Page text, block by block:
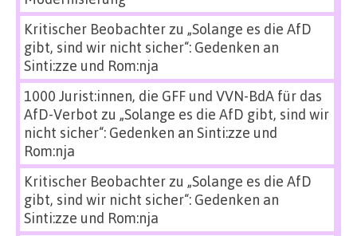
Kritischer Beobachterzu „Solange es die AfD
gibt, sind wir nicht sicher“: Gedenken an
Sinti:zze und Rom:nja
1000 Jurist:innen, die GFF und VVN-BdA für das
AfD-Verbot zu „Solange es die AfD gibt, sind wir
nicht sicher“: Gedenken an Sinti:zze und
Rom:nja
Kritischer Beobachterzu „Solange es die AfD
gibt, sind wir nicht sicher“: Gedenken an
Sinti:zze und Rom:nja